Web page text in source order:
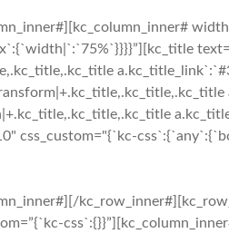
css_custom="{`kc-